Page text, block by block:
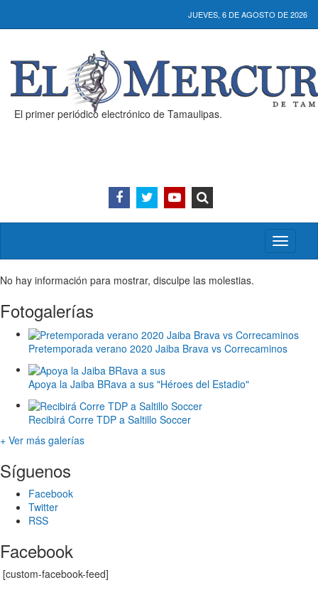
JUEVES, 6 DE AGOSTO DE 2026
El primer periódico electrónico de Tamaulipas.
Activar/
menú
No hay información para mostrar, disculpe las molestias.
Fotogalerías
Pretemporada verano 2020 Jaiba Brava vs Correcaminos
Apoya la Jaiba BRava a sus "Héroes del Estadio"
Recibirá Corre TDP a Saltillo Soccer
+ Ver más galerías
Síguenos
Facebook
Twitter
RSS
Facebook
[custom-facebook-feed]